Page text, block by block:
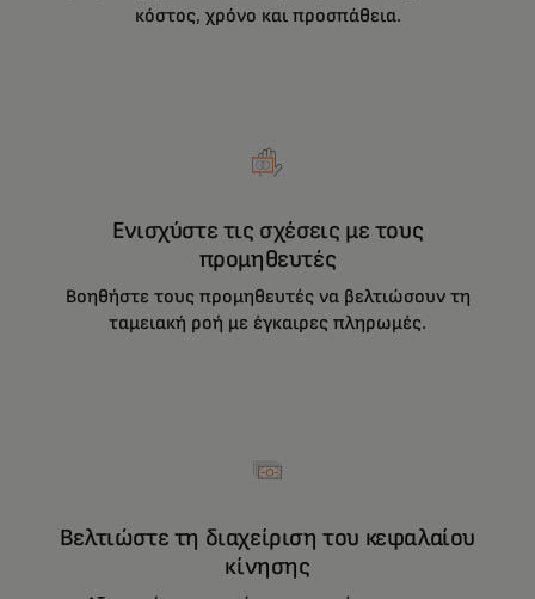
κόστος, χρόνο και προσπάθεια.
Ενισχύστε τις σχέσεις με τους
προμηθευτές
Βοηθήστε τους προμηθευτές να βελτιώσουν τη
ταμειακή ροή με έγκαιρες πληρωμές.
Βελτιώστε τη διαχείριση του κεφαλαίου
κίνησης